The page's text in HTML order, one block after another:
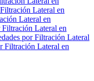
Lateral en
Lateral en
Filtración Lateral en
por Filtración Lateral
Filtración Lateral en